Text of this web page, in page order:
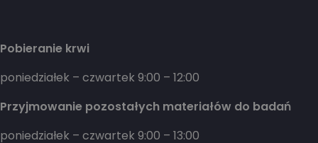
Pobieranie krwi
poniedziałek – czwartek 9:00 – 12:00
Przyjmowanie pozostałych materiałów do badań
poniedziałek – czwartek 9:00 – 13:00